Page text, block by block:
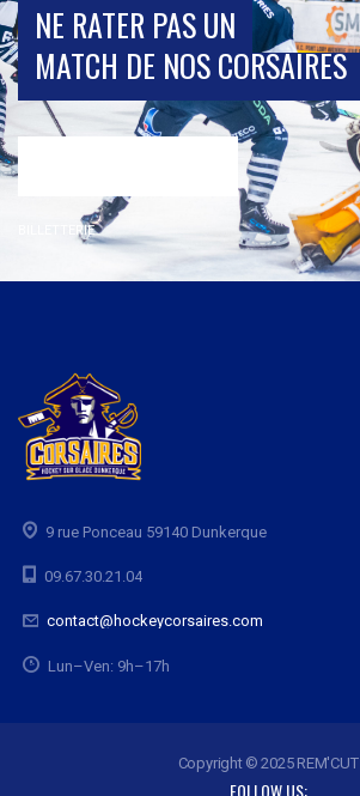
NE RATER PAS UN
MATCH DE NOS CORSAIRES
BILLETTERIE
9 rue Ponceau 59140 Dunkerque
09.67.30.21.04
contact@hockeycorsaires.com
Lun–Ven: 9h–17h
Copyright © 2025 REM'CUT
FOLLOW US: